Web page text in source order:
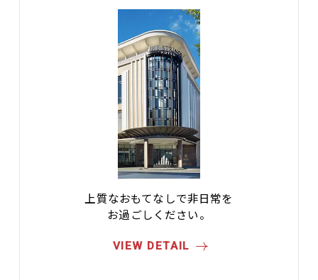
上質なおもてなしで非日常を
お過ごしください。
VIEW DETAIL